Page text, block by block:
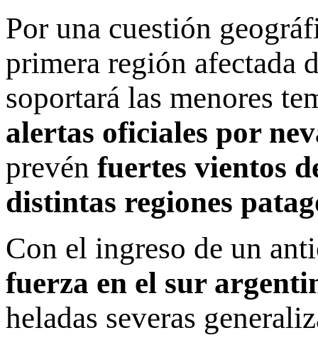
Por una cuestión
primera región afectada
soportará las menores
alertas oficiales por
prevén fuertes vientos
distintas regiones
Con el ingreso de un
fuerza en el sur
heladas severas